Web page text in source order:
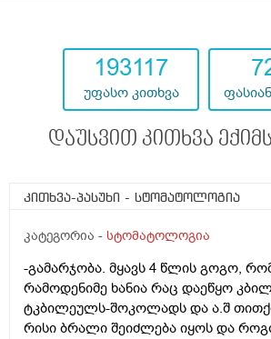
193117
უფასო კითხვა
დაუსვით კითხვა ექიმს
კითხვა-პასუხი - სტომატოლოგია
კატეგორია - სტომატოლოგია
-გამარჯობა. მყავს 4 წლის გოგო,
რამოდენიმე ხანია რაც დაეწყო
ტკბილეულს-შოკოლადს და ა.შ
რისი ბრალი შეიძლება იყოს და